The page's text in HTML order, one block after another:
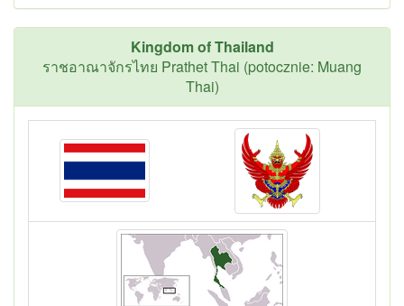
Kingdom of Thailand
ราชอาณาจักรไทย Prathet Thai (potocznie: Muang
Thai)